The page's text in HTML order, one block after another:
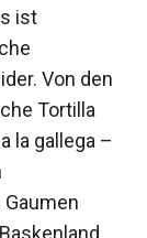
ist
Von den
Tortilla
la gallega –